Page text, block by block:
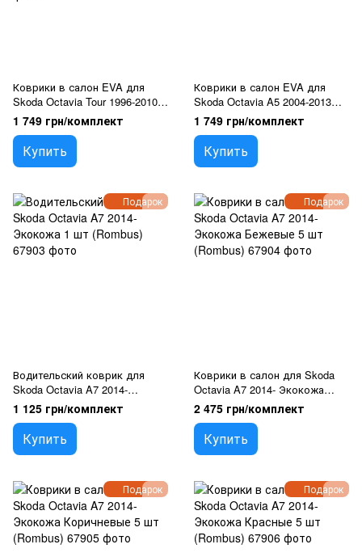
Коврики в салон EVA для
Skoda Octavia Tour 1996-2010
(Металлический подпятник)
Черные-Красный кант 5 шт
1 749 грн/комплект
Купить
Коврики в салон EVA для
Skoda Octavia A5 2004-2013
(Металлический подпятник)
Черные 5 шт
1 749 грн/комплект
Купить
Подарок
Водительский коврик для
Skoda Octavia A7 2014-
Экокожа 1 шт (Rombus)
1 125 грн/комплект
Купить
Подарок
Коврики в салон для Skoda
Octavia A7 2014- Экокожа
Бежевые 5 шт (Rombus)
2 475 грн/комплект
Купить
Подарок Подарок